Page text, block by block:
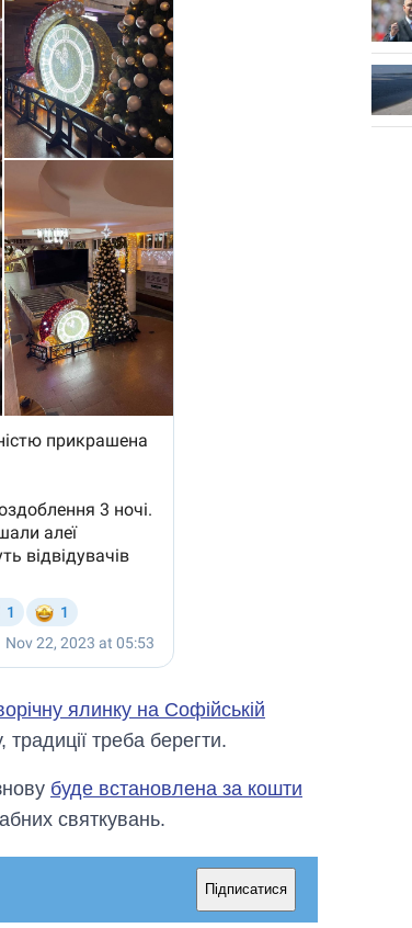
ялинку на Софійській
треба берегти.
буде встановлена за кошти
святкувань.
Підписатися